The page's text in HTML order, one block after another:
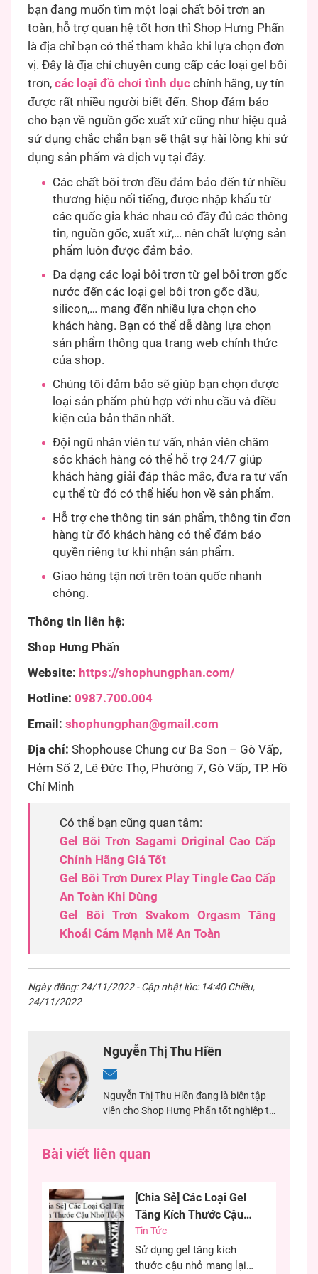
bạn đang muốn tìm một loại chất bôi trơn an
toàn, hỗ trợ quan hệ tốt hơn thì Shop Hưng Phấn
là địa chỉ bạn có thể tham khảo khi lựa chọn đơn
vị. Đây là địa chỉ chuyên cung cấp các loại gel bôi
trơn, các loại đồ chơi tình dục chính hãng, uy tín
được rất nhiều người biết đến. Shop đảm bảo
cho bạn về nguồn gốc xuất xứ cũng như hiệu quả
sử dụng chắc chắn bạn sẽ thật sự hài lòng khi sử
dụng sản phẩm và dịch vụ tại đây.
Các chất bôi trơn đều đảm bảo đến từ nhiều
thương hiệu nổi tiếng, được nhập khẩu từ
các quốc gia khác nhau có đầy đủ các thông
tin, nguồn gốc, xuất xứ,… nên chất lượng sản
phẩm luôn được đảm bảo.
Đa dạng các loại bôi trơn từ gel bôi trơn gốc
nước đến các loại gel bôi trơn gốc dầu,
silicon,… mang đến nhiều lựa chọn cho
khách hàng. Bạn có thể dễ dàng lựa chọn
sản phẩm thông qua trang web chính thức
của shop.
Chúng tôi đảm bảo sẽ giúp bạn chọn được
loại sản phẩm phù hợp với nhu cầu và điều
kiện của bản thân nhất.
Đội ngũ nhân viên tư vấn, nhân viên chăm
sóc khách hàng có thể hỗ trợ 24/7 giúp
khách hàng giải đáp thắc mắc, đưa ra tư vấn
cụ thể từ đó có thể hiểu hơn về sản phẩm.
Hỗ trợ che thông tin sản phẩm, thông tin đơn
hàng từ đó khách hàng có thể đảm bảo
quyền riêng tư khi nhận sản phẩm.
Giao hàng tận nơi trên toàn quốc nhanh
chóng.
Thông tin liên hệ:
Shop Hưng Phấn
Website: https://shophungphan.com/
Hotline: 0987.700.004
Email: shophungphan@gmail.com
Địa chỉ: Shophouse Chung cư Ba Son – Gò Vấp,
Hẻm Số 2, Lê Đức Thọ, Phường 7, Gò Vấp, TP. Hồ
Chí Minh
Có thể bạn cũng quan tâm:
Gel Bôi Trơn Sagami Original Cao Cấp
Chính Hãng Giá Tốt
Gel Bôi Trơn Durex Play Tingle Cao Cấp
An Toàn Khi Dùng
Gel Bôi Trơn Svakom Orgasm Tăng
Khoái Cảm Mạnh Mẽ An Toàn
Ngày đăng: 24/11/2022 - Cập nhật lúc: 14:40 Chiều,
24/11/2022
Nguyễn Thị Thu Hiền
Nguyễn Thị Thu Hiền đang là biên tập
viên cho Shop Hưng Phấn tốt nghiệp tại
đảm bảo nội dung chính xác nhất cho
Bài viết liên quan
[Chia Sẻ] Các Loại Gel
Tăng Kích Thước Cậu
Nhỏ Tốt Nhất
Tin Tức
Sử dụng gel tăng kích
thước cậu nhỏ mang lại